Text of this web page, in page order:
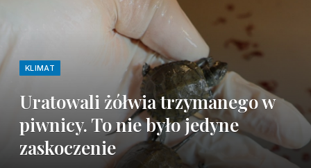
KLIMAT
Uratowali żółwia trzymanego w
piwnicy. To nie było jedyne
zaskoczenie